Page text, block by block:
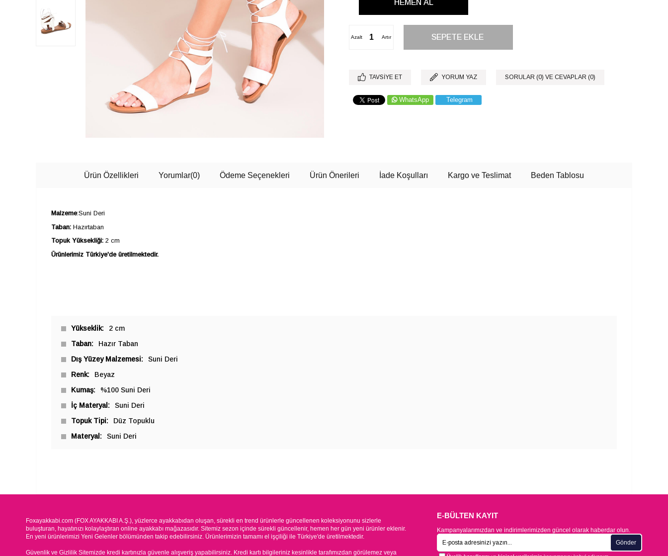
Artır
Azalt
TAVSIYE ET YORUM YAZ SORULAR (0) VE CEVAPLAR (0)
WhatsApp Telegram
Ürün Özellikleri Yorumlar(0) Ödeme Seçenekleri Ürün Önerileri İade Koşulları Kargo ve Teslimat Beden Tablosu
Malzeme:Suni Deri
Taban: Hazırtaban
Topuk Yüksekliği: 2 cm
Ürünlerimiz Türkiye'de üretilmektedir.
Yükseklik
2 cm
Taban
Hazır Taban
Dış Yüzey Malzemesi
Suni Deri
Renk
Beyaz
Kumaş
%100 Suni Deri
İç Materyal
Suni Deri
Topuk Tipi
Düz Topuklu
Materyal
Suni Deri
Foxayakkabi.com (FOX AYAKKABI A.Ş.), yüzlerce ayakkabıdan oluşan, sürekli en trend ürünlerle güncellenen koleksiyonunu sizlerle
buluşturan, hayatınızı kolaylaştıran online ayakkabı mağazasıdır. Sitemiz sezon içinde sürekli güncellenir, hemen her gün yeni ürünler eklenir.
En yeni ürünlerimizi Yeni Gelenler bölümünden takip edebilirsiniz. Ürünlerimizin tamamı el işçiliği ile Türkiye'de üretilmektedir.
Güvenlik ve Gizlilik Sitemizde kredi kartınızla güvenle alışveriş yapabilirsiniz. Kredi kartı bilgileriniz kesinlikle tarafımızdan görülemez veya
E-BÜLTEN KAYIT
Kampanyalarımızdan ve indirimlerimizden güncel olarak haberdar olun.
Gönder